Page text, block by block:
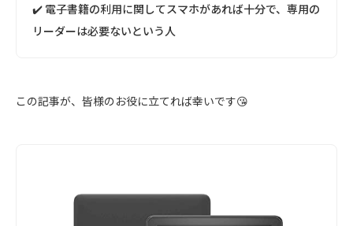
✔️ 電子書籍の利用に関してスマホがあれば十分で、専用の
リーダーは必要ないという人
この記事が、皆様のお役に立てれば幸いです😘